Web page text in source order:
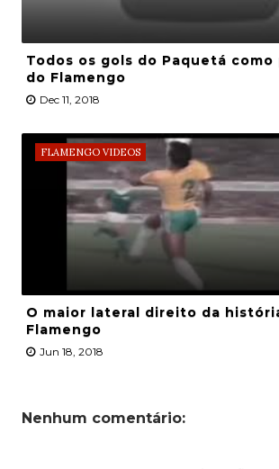
Todos os gols do Paquetá
do Flamengo
Dec 11, 2018
FLAMENGO VIDEOS
O maior lateral direito da
Flamengo
Jun 18, 2018
Nenhum comentário: